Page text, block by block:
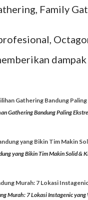
Family
Gathering Bandung
Gathering Bandung Paling
yang Bikin Tim Makin
yang Bikin Tim Makin Solid &
Murah: 7 Lokasi
Murah: 7 Lokasi Instagenic